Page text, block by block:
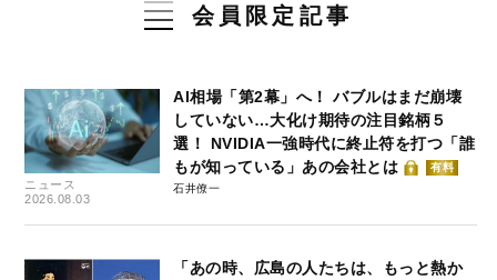
会員限定記事
ニュース
2026.08.03
AI相場「第2幕」へ！ バブルはまだ崩壊
していない…大化け期待の注目銘柄５
選！ NVIDIA一強時代に終止符を打つ「誰
もが知っている」あの会社とは
有料
石井僚一
「あの時、広島の人たちは、もっと熱か